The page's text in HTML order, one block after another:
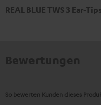
REAL BLUE TWS 3 Ear-
So bewerten Kunden dieses